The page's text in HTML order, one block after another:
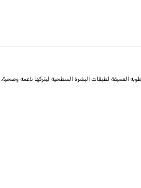
العميقة لطبقات البشرة السطحية ليتركها ناعمة وصحية.